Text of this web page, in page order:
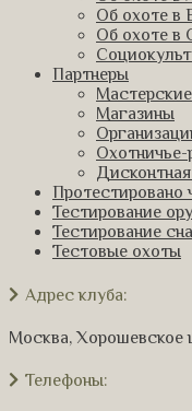
Об охоте в
Об охоте в
Партнеры
Мастерские
Магазины
Протестировано
Тестирование
Тестирование
Тестовые охоты
Адрес клуба:
Москва, Хорошевское
Телефоны: